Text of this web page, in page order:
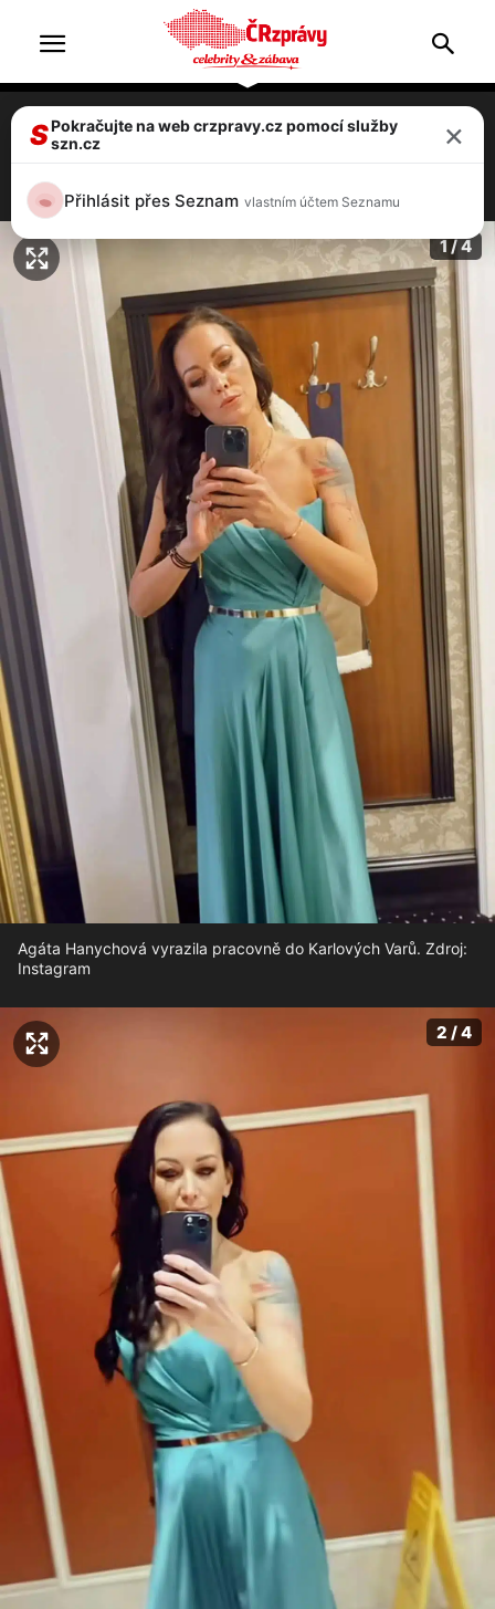
Hanychová a Dopita: pravdu o rozchodu
1 / 4
Agáta Hanychová vyrazila pracovně do Karlových Varů. Zdroj:
Instagram
2 / 4
SPokračujte na web crzpravy.cz pomocí služby
szn.cz
×
Přihlásit přes Seznam vlastním účtem Seznamu